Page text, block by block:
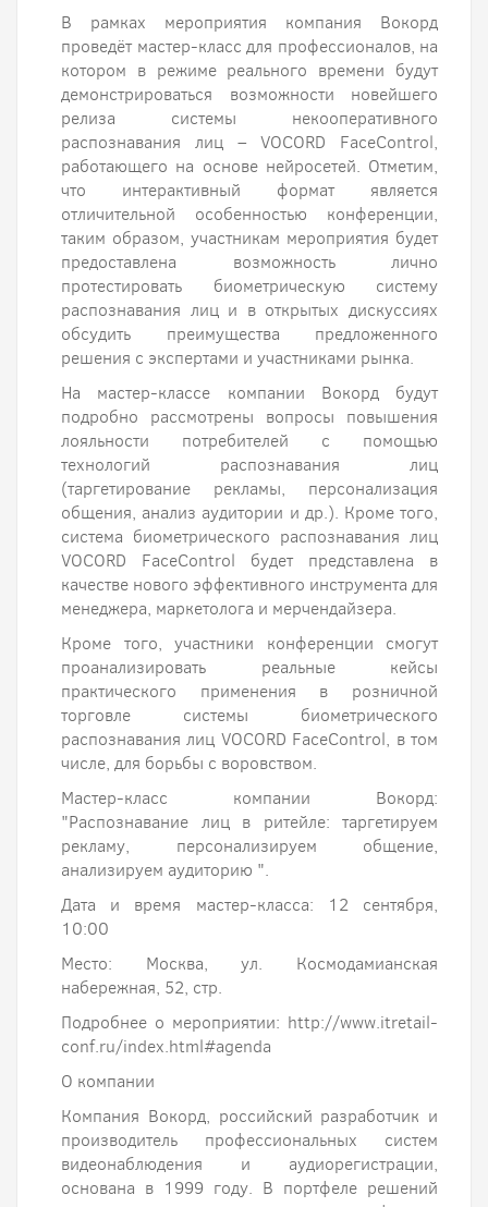
В рамках мероприятия компания Вокорд
проведёт мастер-класс для профессионалов, на
котором в режиме реального времени будут
демонстрироваться возможности новейшего
релиза системы некооперативного
распознавания лиц – VOCORD FaceControl,
работающего на основе нейросетей. Отметим,
что интерактивный формат является
отличительной особенностью конференции,
таким образом, участникам мероприятия будет
предоставлена возможность лично
протестировать биометрическую систему
распознавания лиц и в открытых дискуссиях
обсудить преимущества предложенного
решения с экспертами и участниками рынка.
На мастер-классе компании Вокорд будут
подробно рассмотрены вопросы повышения
лояльности потребителей с помощью
технологий распознавания лиц
(таргетирование рекламы, персонализация
общения, анализ аудитории и др.). Кроме того,
система биометрического распознавания лиц
VOCORD FaceControl будет представлена в
качестве нового эффективного инструмента для
менеджера, маркетолога и мерчендайзера.
Кроме того, участники конференции смогут
проанализировать реальные кейсы
практического применения в розничной
торговле системы биометрического
распознавания лиц VOCORD FaceControl, в том
числе, для борьбы с воровством.
Мастер-класс компании Вокорд:
"Распознавание лиц в ритейле: таргетируем
рекламу, персонализируем общение,
анализируем аудиторию ".
Дата и время мастер-класса: 12 сентября,
10:00
Место: Москва, ул. Космодамианская
набережная, 52, стр.
Подробнее о мероприятии: http://www.itretail-
conf.ru/index.html#agenda
О компании
Компания Вокорд, российский разработчик и
производитель профессиональных систем
видеонаблюдения и аудиорегистрации,
основана в 1999 году. В портфеле решений